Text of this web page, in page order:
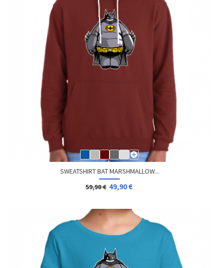
SWEATSHIRT BAT MARSHMALLOW...
59,90 € 49,90 €